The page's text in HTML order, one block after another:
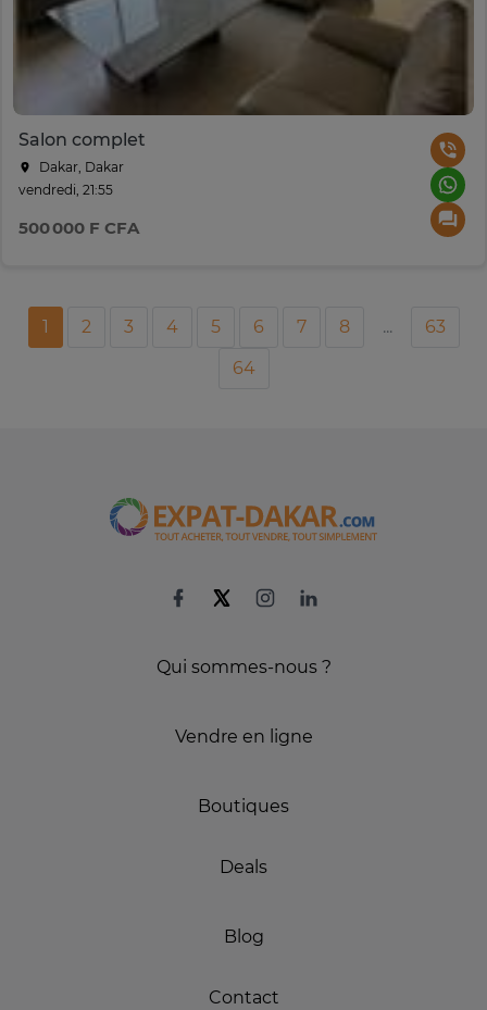
Salon complet
Dakar, Dakar
vendredi, 21:55
500 000 F CFA
1 2 3 4 5 6 7 8 ...
63
64
Qui sommes-nous ?
Vendre en ligne
Boutiques
Deals
Blog
Contact